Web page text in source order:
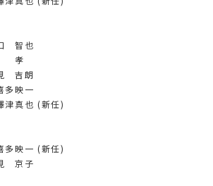
智也
孝
吉朗
多映一
也 (新任)
映一 (新任)
京子